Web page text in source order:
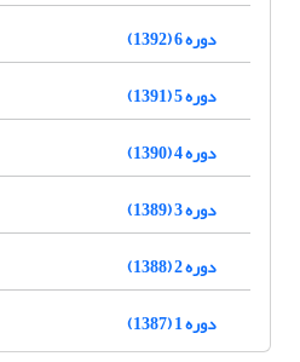
دوره 6 (1392)
دوره 5 (1391)
دوره 4 (1390)
دوره 3 (1389)
دوره 2 (1388)
دوره 1 (1387)